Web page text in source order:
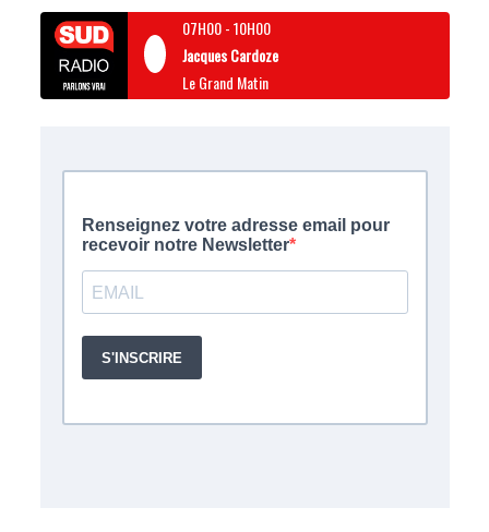
07H00-10H00
Jacques Cardoze
Le Grand Matin